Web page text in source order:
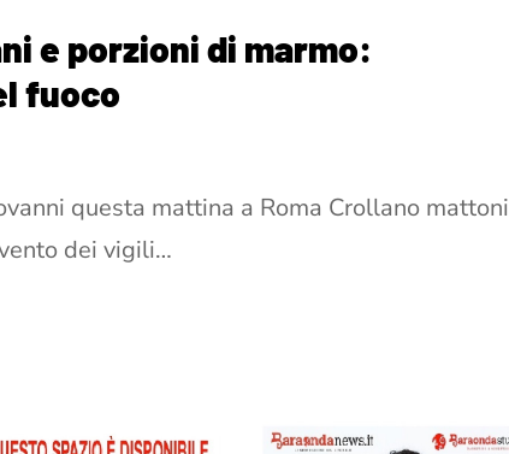
e porzioni di marmo:
fuoco
questa mattina a Roma Crollano mattoni
dei vigili…